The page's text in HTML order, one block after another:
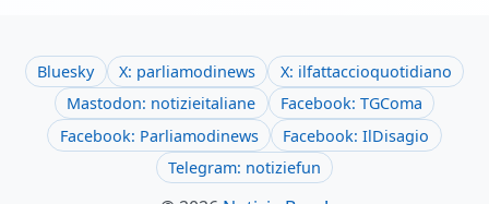
Bluesky X: parliamodinews
X: ilfattaccioquotidiano
Mastodon: notizieitaliane
Facebook: TGComa
Facebook: Parliamodinews
Facebook: IlDisagio
Telegram: notiziefun